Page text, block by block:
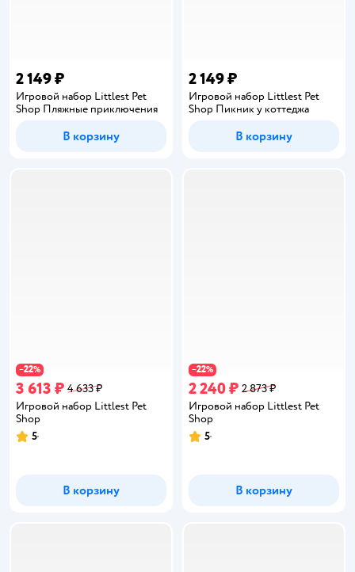
2 149 ₽
Игровой набор Littlest Pet
Shop Пляжные приключения
В корзину
2 149 ₽
Игровой набор Littlest Pet
Shop Пикник у коттеджа
В корзину
−22%
3 613 ₽ 4 633 ₽
Игровой набор Littlest Pet
Shop
Рейтинг:
5
В корзину
−22%
2 240 ₽ 2 873 ₽
Игровой набор Littlest Pet
Shop
Рейтинг:
5
В корзину